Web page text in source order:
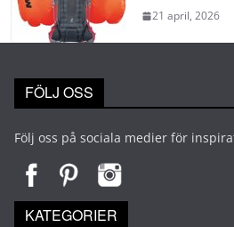
21 april, 2026
FÖLJ OSS
Följ oss på sociala medier för
KATEGORIER